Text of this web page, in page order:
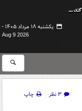
یکشنبه ۱۸ مرداد ۱۴۰۵ -
Aug 9 2026
۳ نظر
چاپ